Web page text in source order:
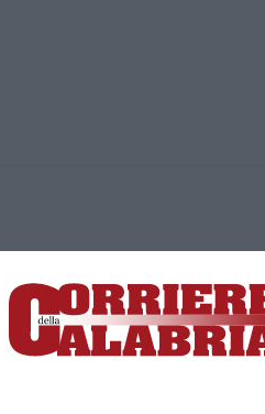
(CZ)
Paola Militano |Privacy